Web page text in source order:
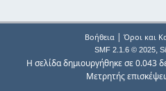
Βοήθεια| Όροι και
SMF 2.1.6 © 2025,
Η σελίδα δημιουργήθηκε σε 0.043
Μετρητής